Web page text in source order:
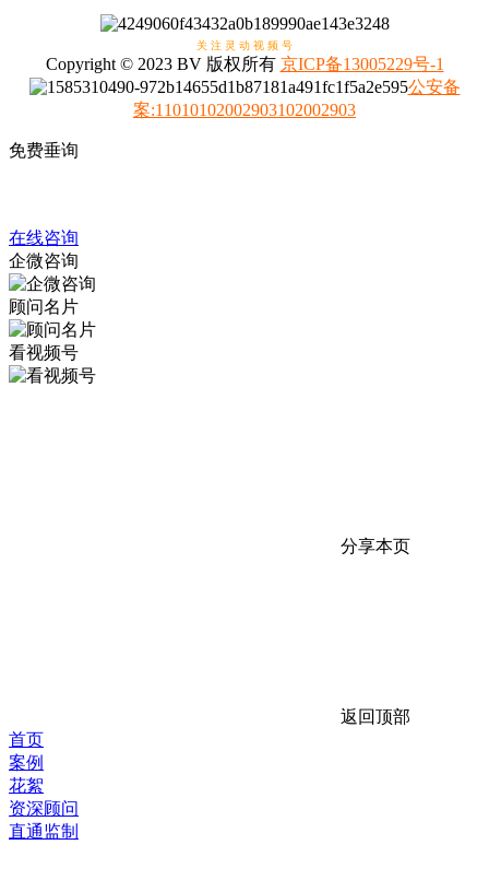
关 注 灵 动 视 频 号
Copyright © 2023 BV 版权所有 京ICP备13005229号-1
公安备
案:11010102002903102002903
免费垂询
在线咨询
企微咨询
顾问名片
看视频号
分享本页
返回顶部
首页
案例
花絮
资深顾问
直通监制